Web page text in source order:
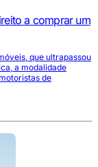
a comprar um
que ultrapassou
a modalidade
de